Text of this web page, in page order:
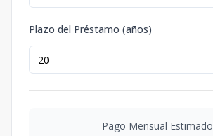
Plazo del Préstamo (años)
Pago Mensual Estimado